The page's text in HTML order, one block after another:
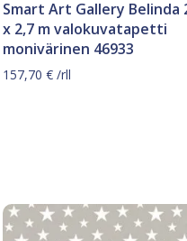
Smart Art Gallery Belinda
x 2,7 m valokuvatapetti
monivärinen 46933
157,70 €/rll